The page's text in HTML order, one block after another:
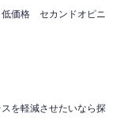
価格 セカンドオピニ
を軽減させたいなら探